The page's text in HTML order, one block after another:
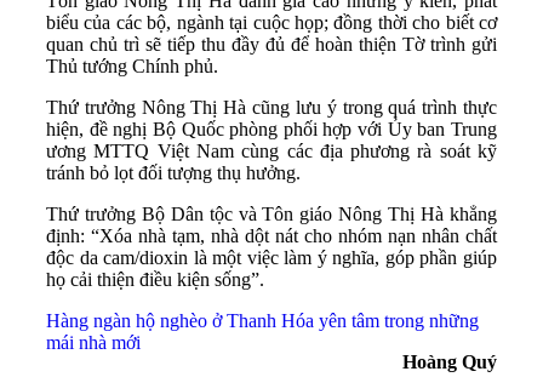
biểu của các bộ, ngành tại cuộc họp; đồng thời cho biết cơ
quan chủ trì sẽ tiếp thu đầy đủ để hoàn thiện Tờ trình gửi
Thủ tướng Chính phủ.
Thứ trưởng Nông Thị Hà cũng lưu ý trong quá trình thực
hiện, đề nghị Bộ Quốc phòng phối hợp với Ủy ban Trung
ương MTTQ Việt Nam cùng các địa phương rà soát kỹ
tránh bỏ lọt đối tượng thụ hưởng.
Thứ trưởng Bộ Dân tộc và Tôn giáo Nông Thị Hà khẳng
định: “Xóa nhà tạm, nhà dột nát cho nhóm nạn nhân chất
độc da cam/dioxin là một việc làm ý nghĩa, góp phần giúp
họ cải thiện điều kiện sống”.
Hàng ngàn hộ nghèo ở Thanh Hóa yên tâm trong những
mái nhà mới
Hoàng Quý